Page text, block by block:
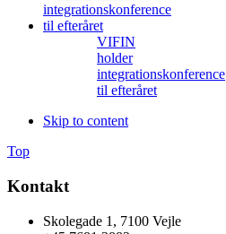
VIFIN
holder
integrationskonference
til efteråret
Skip to content
Top
Kontakt
Skolegade 1, 7100 Vejle